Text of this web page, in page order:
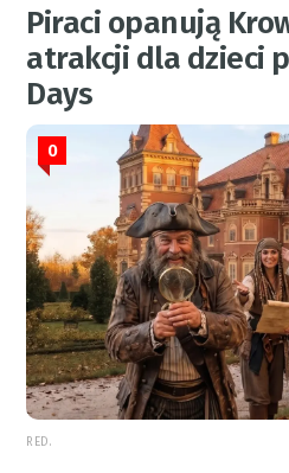
Piraci opanują
atrakcji dla dzieci
Days
0
RED.